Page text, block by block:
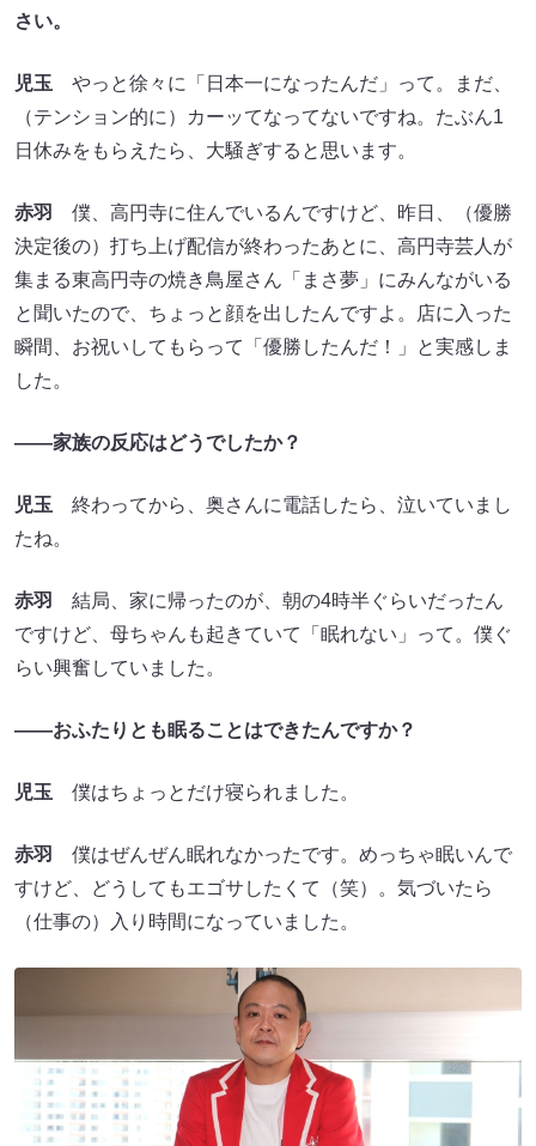
さい。
児玉 やっと徐々に「日本一になったんだ」って。まだ、
（テンション的に）カーッてなってないですね。たぶん1
日休みをもらえたら、大騒ぎすると思います。
赤羽
僕、高円寺に住んでいるんですけど、昨日、（優勝
決定後の）打ち上げ配信が終わったあとに、高円寺芸人が
集まる東高円寺の焼き鳥屋さん「まさ夢」にみんながいる
と聞いたので、ちょっと顔を出したんですよ。店に入った
瞬間、お祝いしてもらって「優勝したんだ！」と実感しま
した。
――家族の反応はどうでしたか？
児玉 終わってから、奥さんに電話したら、泣いていまし
たね。
赤羽
結局、家に帰ったのが、朝の4時半ぐらいだったん
ですけど、母ちゃんも起きていて「眠れない」って。僕ぐ
らい興奮していました。
――おふたりとも眠ることはできたんですか？
児玉 僕はちょっとだけ寝られました。
赤羽
僕はぜんぜん眠れなかったです。めっちゃ眠いんで
すけど、どうしてもエゴサしたくて（笑）。気づいたら
（仕事の）入り時間になっていました。